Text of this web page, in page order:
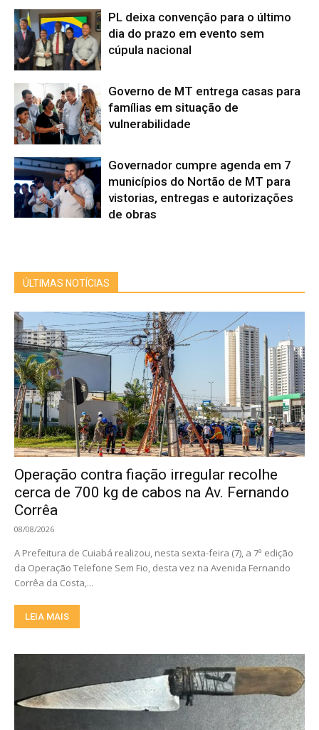
PL deixa convenção para o último
dia do prazo em evento sem
cúpula nacional
Governo de MT entrega casas para
famílias em situação de
vulnerabilidade
Governador cumpre agenda em 7
municípios do Nortão de MT para
vistorias, entregas e autorizações
de obras
ÚLTIMAS NOTÍCIAS
Operação contra fiação irregular recolhe
cerca de 700 kg de cabos na Av. Fernando
Corrêa
08/08/2026
A Prefeitura de Cuiabá realizou, nesta sexta-feira (7), a 7ª edição
da Operação Telefone Sem Fio, desta vez na Avenida Fernando
Corrêa da Costa,...
LEIA MAIS